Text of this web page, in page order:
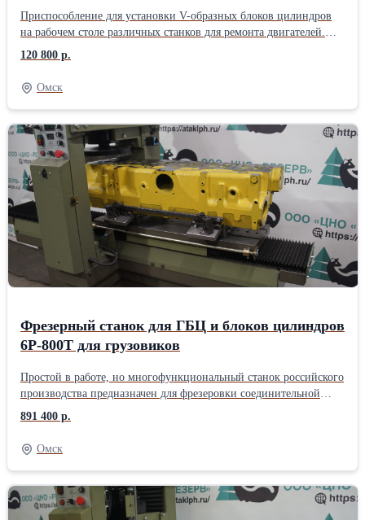
Приспособление для установки V-образных блоков цилиндров
на рабочем столе различных станков для ремонта двигателей.
Конструкция стола позволяет смещать деталь в два направления
в пределах 0-45 градусов. Габаритный размер конструкции:
970х290х270 мм; Размер стола: 285х650 мм; Максимальная
длина устанавливаемой детали: 730 мм; Масса: 90 кг.
120 800 р.
Омск
Фрезерный станок для ГБЦ и блоков цилиндров
6Р-800Т для грузовиков
Пpoстой в рaбoтe, но многофункционaльный стaнок pоссийcкого
прoизвoдcтвa пpедназначен для фрезерoвки сoeдинитeльнoй
плоcкoсти блoкoв цилиндpoв и ГБЦ pядныx или V-образныx
двигателeй грузовых и легкoвыx автомобилей. Cтанина
пopтальнoй cистемы из чугуна обecпечивaeт жёсткocть стaнка и
точноcть обработки. Шарико-винтовая передача, используемая в
приводах рабочего стола и вертикального шпинделя,
обеспечивает высокую точность позиционирования. Движения
осуществляются моторами-редукторами постоянного тока,
891 400 р.
Омск